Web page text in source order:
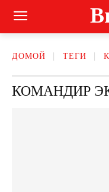
ДОМОЙ ТЕГИ
КОМАНДИР